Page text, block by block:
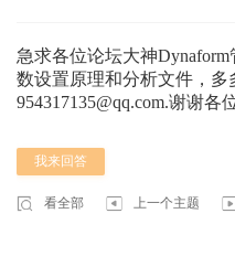
急求各位论坛大神
数设置原理和分析文件，多
954317135@qq.com.谢谢各
我来回答
看全部 上一个主题